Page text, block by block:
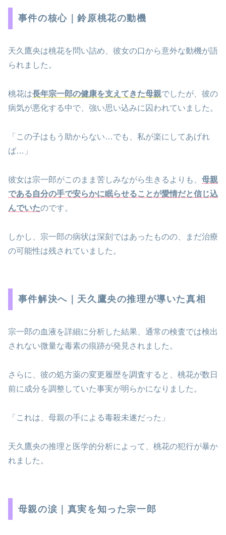
事件の核心｜鈴原桃花の動機
天久鷹央は桃花を問い詰め、彼女の口から意外な動機が語
られました。
桃花は長年宗一郎の健康を支えてきた母親でしたが、彼の
病気が悪化する中で、強い思い込みに囚われていました。
「この子はもう助からない…でも、私が楽にしてあげれ
ば…」
彼女は宗一郎がこのまま苦しみながら生きるよりも、 母親
である自分の手で安らかに眠らせることが愛情だと信じ込
んでいたのです。
しかし、宗一郎の病状は深刻ではあったものの、まだ治療
の可能性は残されていました。
事件解決へ｜天久鷹央の推理が導いた真相
宗一郎の血液を詳細に分析した結果、通常の検査では検出
されない微量な毒素の痕跡が発見されました。
さらに、彼の処方薬の変更履歴を調査すると、桃花が数日
前に成分を調整していた事実が明らかになりました。
「これは、母親の手による毒殺未遂だった」
天久鷹央の推理と医学的分析によって、桃花の犯行が暴か
れました。
母親の涙｜真実を知った宗一郎